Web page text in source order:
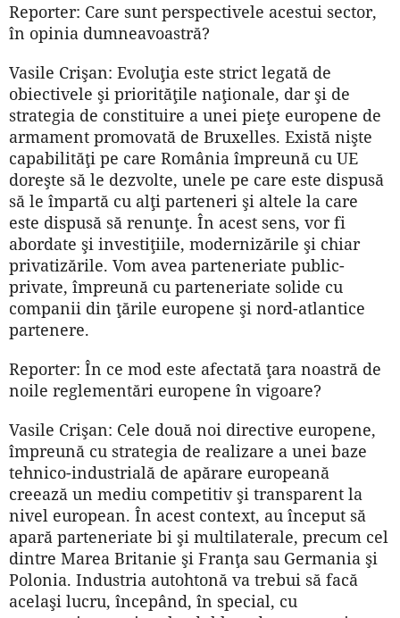
Reporter: Care sunt perspectivele acestui sector,
în opinia dumneavoastră?
Vasile Crişan: Evoluţia este strict legată de
obiectivele şi priorităţile naţionale, dar şi de
strategia de constituire a unei pieţe europene de
armament promovată de Bruxelles. Există nişte
capabilităţi pe care România împreună cu UE
doreşte să le dezvolte, unele pe care este dispusă
să le împartă cu alţi parteneri şi altele la care
este dispusă să renunţe. În acest sens, vor fi
abordate şi investiţiile, modernizările şi chiar
privatizările. Vom avea parteneriate public-
private, împreună cu parteneriate solide cu
companii din ţările europene şi nord-atlantice
partenere.
Reporter: În ce mod este afectată ţara noastră de
noile reglementări europene în vigoare?
Vasile Crişan: Cele două noi directive europene,
împreună cu strategia de realizare a unei baze
tehnico-industrială de apărare europeană
creează un mediu competitiv şi trans­parent la
nivel european. În acest context, au început să
apară parteneriate bi şi multilaterale, precum cel
dintre Marea Britanie şi Franţa sau Germania şi
Polonia. Industria autohtonă va trebui să facă
acelaşi lucru, începând, în special, cu